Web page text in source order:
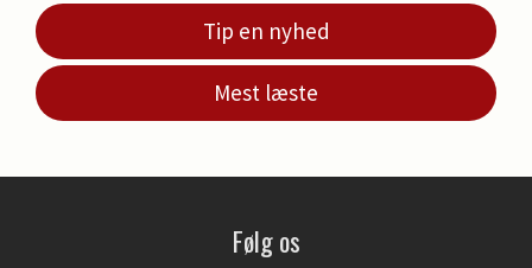
Tip en nyhed
Mest læste
Følg os